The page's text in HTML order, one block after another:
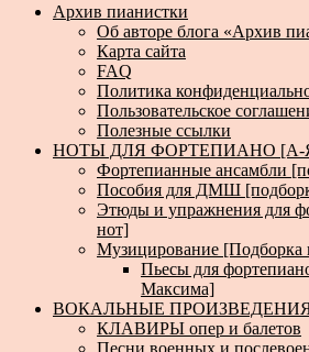
Архив пианистки
Об авторе блога «Архив
Карта сайта
FAQ
Политика
Пользовательское
Полезные ссылки
НОТЫ ДЛЯ ФОРТЕПИАНО [А-
Фортепианные ансамбли
Пособия для ДМШ
Этюды и упражнения для
нот]
Музицирование [Подборка
Пьесы для
Максима]
ВОКАЛЬНЫЕ
КЛАВИРЫ опер и балетов
Песни военных и